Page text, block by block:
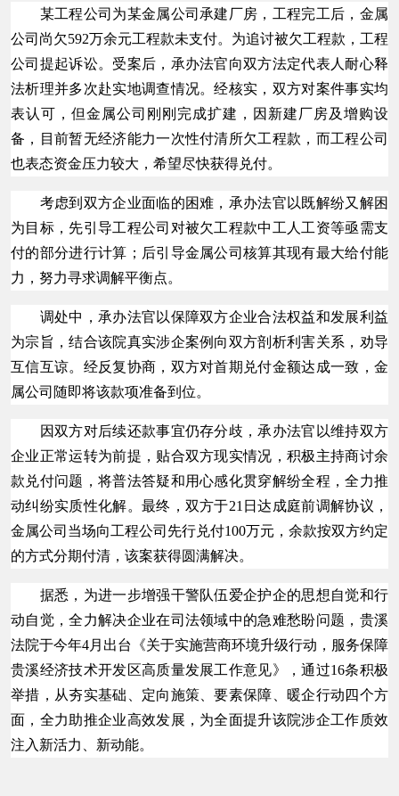
某工程公司为某金属公司承建厂房，工程完工后，金属
公司尚欠592万余元工程款未支付。为追讨被欠工程款，工程
公司提起诉讼。受案后，承办法官向双方法定代表人耐心释
法析理并多次赴实地调查情况。经核实，双方对案件事实均
表认可，但金属公司刚刚完成扩建，因新建厂房及增购设
备，目前暂无经济能力一次性付清所欠工程款，而工程公司
也表态资金压力较大，希望尽快获得兑付。
考虑到双方企业面临的困难，承办法官以既解纷又解困
为目标，先引导工程公司对被欠工程款中工人工资等亟需支
付的部分进行计算；后引导金属公司核算其现有最大给付能
力，努力寻求调解平衡点。
调处中，承办法官以保障双方企业合法权益和发展利益
为宗旨，结合该院真实涉企案例向双方剖析利害关系，劝导
互信互谅。经反复协商，双方对首期兑付金额达成一致，金
属公司随即将该款项准备到位。
因双方对后续还款事宜仍存分歧，承办法官以维持双方
企业正常运转为前提，贴合双方现实情况，积极主持商讨余
款兑付问题，将普法答疑和用心感化贯穿解纷全程，全力推
动纠纷实质性化解。最终，双方于21日达成庭前调解协议，
金属公司当场向工程公司先行兑付100万元，余款按双方约定
的方式分期付清，该案获得圆满解决。
据悉，为进一步增强干警队伍爱企护企的思想自觉和行
动自觉，全力解决企业在司法领域中的急难愁盼问题，贵溪
法院于今年4月出台《关于实施营商环境升级行动，服务保障
贵溪经济技术开发区高质量发展工作意见》，通过16条积极
举措，从夯实基础、定向施策、要素保障、暖企行动四个方
面，全力助推企业高效发展，为全面提升该院涉企工作质效
注入新活力、新动能。